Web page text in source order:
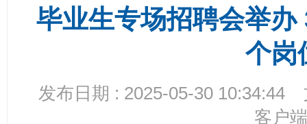
毕业生专场招聘会举
个岗
发布日期 : 2025-05-30 10:34:44
客户端